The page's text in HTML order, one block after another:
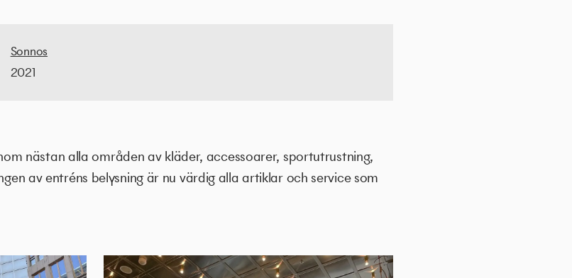
Sonnos
2021
nästan alla områden av kläder, accessoarer, sportutrustning,
av entréns belysning är nu värdig alla artiklar och service som